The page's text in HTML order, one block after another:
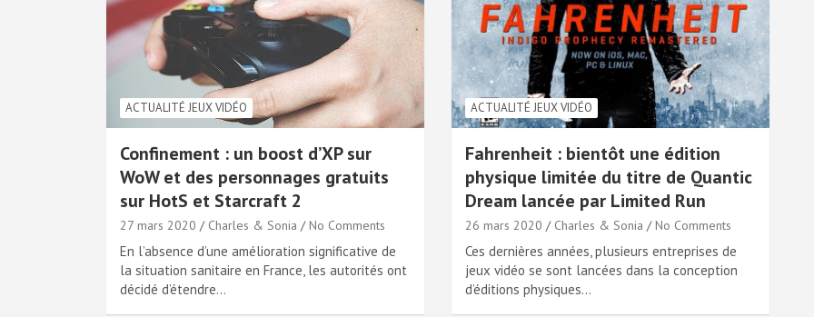
ACTUALITÉ JEUX VIDÉO
Confinement : un boost d’XP sur
WoW et des personnages gratuits
sur HotS et Starcraft 2
27 mars 2020 Charles & Sonia No Comments
En l’absence d’une amélioration significative de
la situation sanitaire en France, les autorités ont
décidé d’étendre…
ACTUALITÉ JEUX VIDÉO
Fahrenheit : bientôt une édition
physique limitée du titre de Quantic
Dream lancée par Limited Run
26 mars 2020 Charles & Sonia No Comments
Ces dernières années, plusieurs entreprises de
jeux vidéo se sont lancées dans la conception
d’éditions physiques…